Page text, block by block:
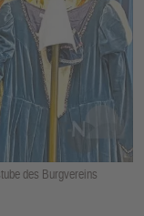
des Burgvereins